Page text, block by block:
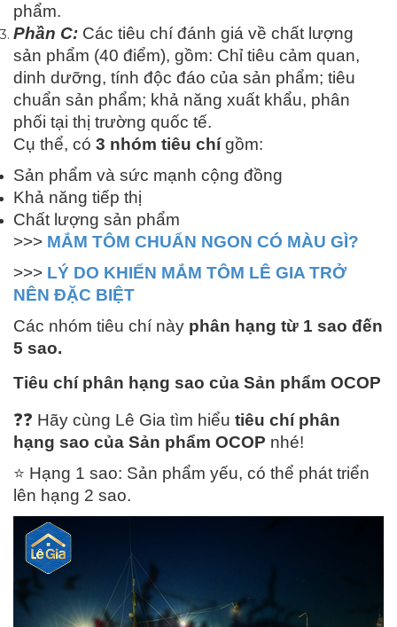
phẩm.
Phần C: Các tiêu chí đánh giá về chất lượng
sản phẩm (40 điểm), gồm: Chỉ tiêu cảm quan,
dinh dưỡng, tính độc đáo của sản phẩm; tiêu
chuẩn sản phẩm; khả năng xuất khẩu, phân
phối tại thị trường quốc tế.
Cụ thể, có 3 nhóm tiêu chígồm:
Sản phẩm và sức mạnh cộng đồng
Khả năng tiếp thị
Chất lượng sản phẩm
>>> MẮM TÔM CHUẨN NGON CÓ MÀU GÌ?
>>> LÝ DO KHIẾN MẮM TÔM LÊ GIA TRỞ
NÊN ĐẶC BIỆT
Các nhóm tiêu chí này phân hạng từ 1 sao đến
5 sao.
Tiêu chí phân hạng sao của Sản phẩm OCOP
❓❓ Hãy cùng Lê Gia tìm hiểu tiêu chí phân
hạng sao của Sản phẩm OCOP nhé!
⭐️ Hạng 1 sao: Sản phẩm yếu, có thể phát triển
lên hạng 2 sao.